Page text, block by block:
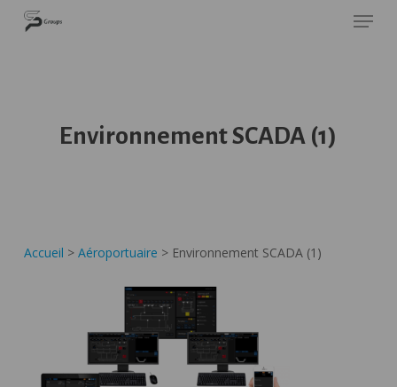
SP GROUPS
Environnement SCADA (1)
Accueil > Aéroportuaire > Environnement SCADA (1)
Panneau de gestion des cookies